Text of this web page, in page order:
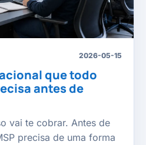
2026-05-15
que todo
antes de
vai te cobrar. Antes de
precisa de uma forma